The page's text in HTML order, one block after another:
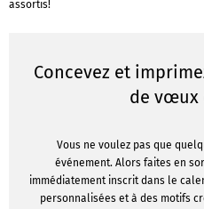
assortis!
Concevez et
de vœux
Vous ne voulez pas que
événement. Alors faites en
immédiatement inscrit dans le
personnalisées et à des motifs